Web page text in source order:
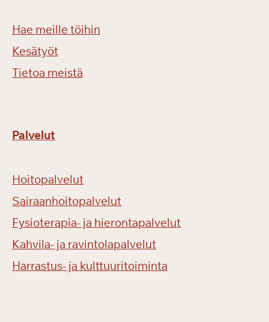
Hae meille töihin
Kesätyöt
Tietoa meistä
Palvelut
Hoitopalvelut
Sairaanhoitopalvelut
Fysioterapia- ja hierontapalvelut
Kahvila- ja ravintolapalvelut
Harrastus- ja kulttuuritoiminta